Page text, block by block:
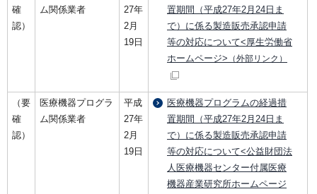
確
認）
ム関係業者
27年
2月
19日
置期間（平成27年2月24日ま
で）に係る製造販売承認申請
等の対応について<厚生労働省
ホームページ> （外部リンク）
（要
確
認）
医療機器プログラ
ム関係業者
平成
27年
2月
19日
医療機器プログラムの経過措
置期間（平成27年2月24日ま
で）に係る製造販売承認申請
等の対応について<公益財団法
人医療機器センター付属医療
機器産業研究所ホームページ